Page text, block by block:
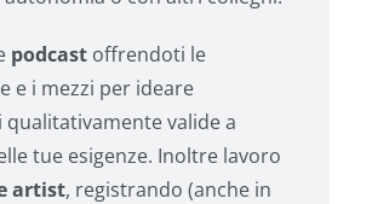
podcast offrendoti le
e i mezzi per ideare
valide a
tue esigenze. Inoltre lavoro
artist, registrando (anche in